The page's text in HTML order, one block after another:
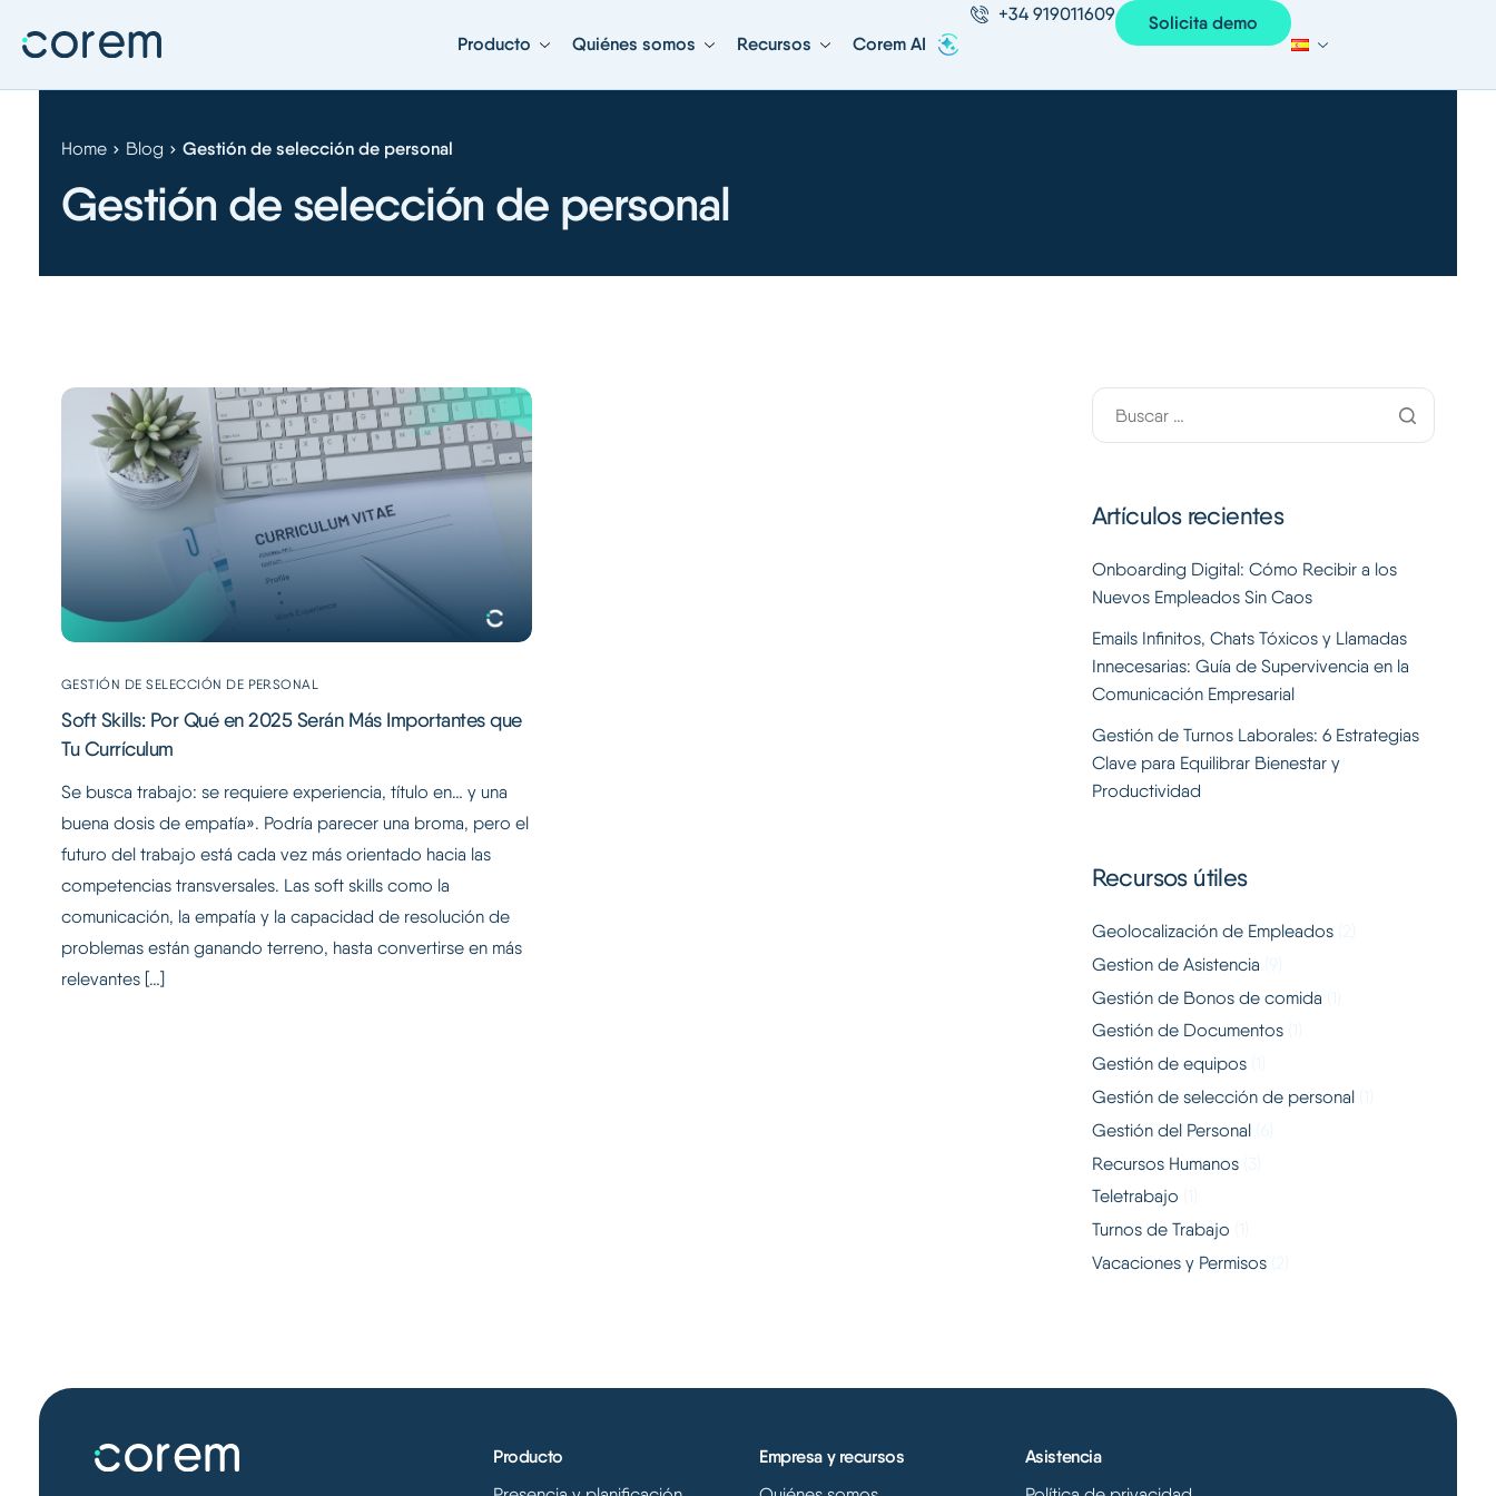
Producto Quiénes somos Recursos Corem AI
+34 919011609 Solicita demo
Gestión de selección de personal
Home Blog Gestión de selección de personal
GESTIÓN DE SELECCIÓN DE PERSONAL
Soft Skills: Por Qué en 2025 Serán Más Importantes que
Tu Currículum
Se busca trabajo: se requiere experiencia, título en… y una
buena dosis de empatía». Podría parecer una broma, pero el
futuro del trabajo está cada vez más orientado hacia las
competencias transversales. Las soft skills como la
comunicación, la empatía y la capacidad de resolución de
problemas están ganando terreno, hasta convertirse en más
relevantes […]
Artículos recientes
Onboarding Digital: Cómo Recibir a los
Nuevos Empleados Sin Caos
Emails Infinitos, Chats Tóxicos y Llamadas
Innecesarias: Guía de Supervivencia en la
Comunicación Empresarial
Gestión de Turnos Laborales: 6 Estrategias
Clave para Equilibrar Bienestar y
Productividad
Recursos útiles
Geolocalización de Empleados(2)
Gestion de Asistencia
Gestión de Bonos de comida
Gestión de Documentos(1)
Gestión de equipos(1)
Gestión de selección de personal(1)
Gestión del Personal(6)
Recursos Humanos(3)
Teletrabajo
Turnos de Trabajo
Vacaciones y Permisos(2)
Producto
Empresa y recursos
Asistencia